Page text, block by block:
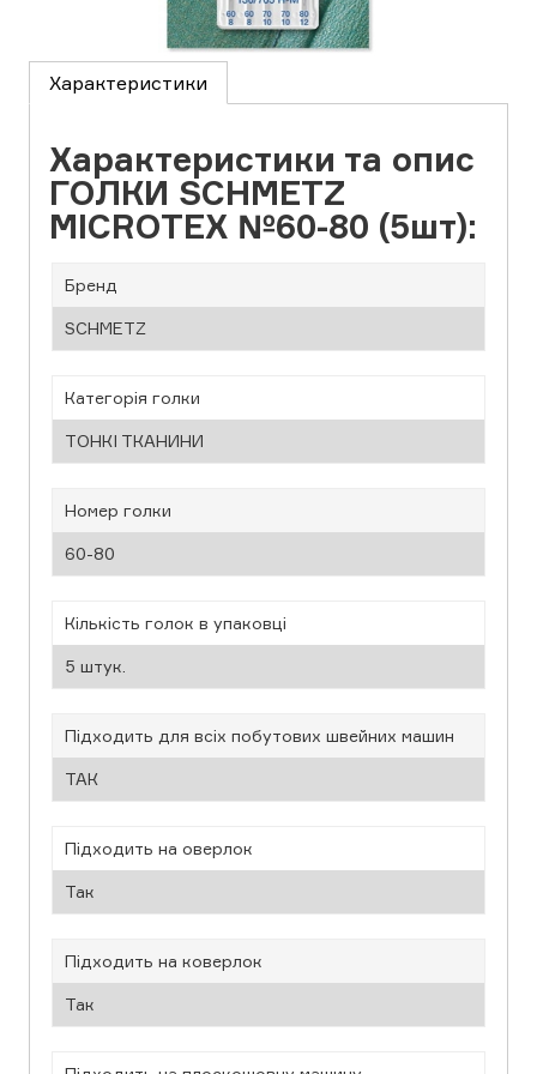
Характеристики
Характеристики та опис
ГОЛКИ SCHMETZ
MICROTEX №60-80 (5шт):
Бренд
SCHMETZ
Категорія голки
ТОНКІ ТКАНИНИ
Номер голки
60-80
Кількість голок в упаковці
5 штук.
Підходить для всіх побутових швейних машин
ТАК
Підходить на оверлок
Так
Підходить на коверлок
Так